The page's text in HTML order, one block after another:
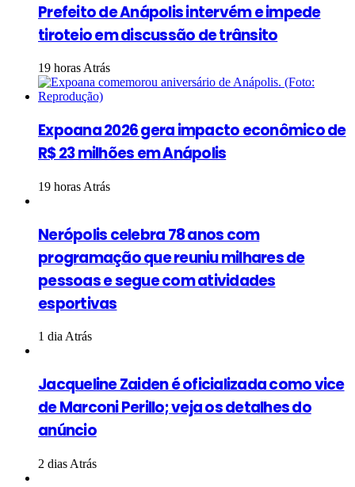
Prefeito de Anápolis intervém e impede
tiroteio em discussão de trânsito
19 horas Atrás
Expoana 2026 gera impacto econômico de
R$ 23 milhões em Anápolis
19 horas Atrás
Nerópolis celebra 78 anos com
programação que reuniu milhares de
pessoas e segue com atividades
esportivas
1 dia Atrás
Jacqueline Zaiden é oficializada como vice
de Marconi Perillo; veja os detalhes do
anúncio
2 dias Atrás